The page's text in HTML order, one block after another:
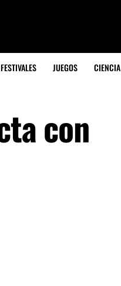
FESTIVALES JUEGOS CIENCIA
con